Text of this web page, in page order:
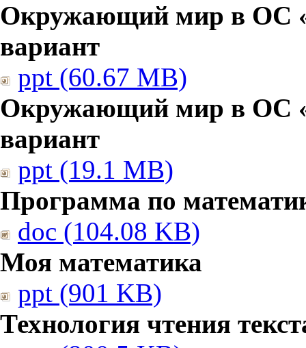
Окружающий мир в ОС
вариант
ppt (60.67 MB)
Окружающий мир в ОС
вариант
ppt (19.1 MB)
Программа по
doc (104.08 KB)
Моя математика
ppt (901 KB)
Технология чтения